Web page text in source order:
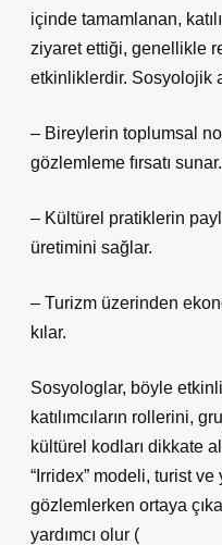
içinde tamamlanan,
ziyaret ettiği, genellikle
etkinliklerdir. Sosyolojik
– Bireylerin toplumsal
gözlemleme fırsatı sunar.
– Kültürel pratiklerin
üretimini sağlar.
– Turizm üzerinden
kılar.
Sosyologlar, böyle
katılımcıların rollerini,
kültürel kodları dikkate
“Irridex” modeli, turist
gözlemlerken ortaya
yardımcı olur (